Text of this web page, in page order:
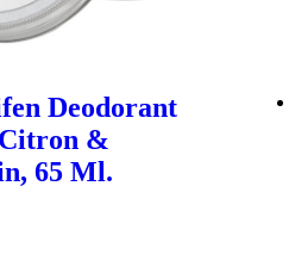
Deodorant
&
65 Ml.